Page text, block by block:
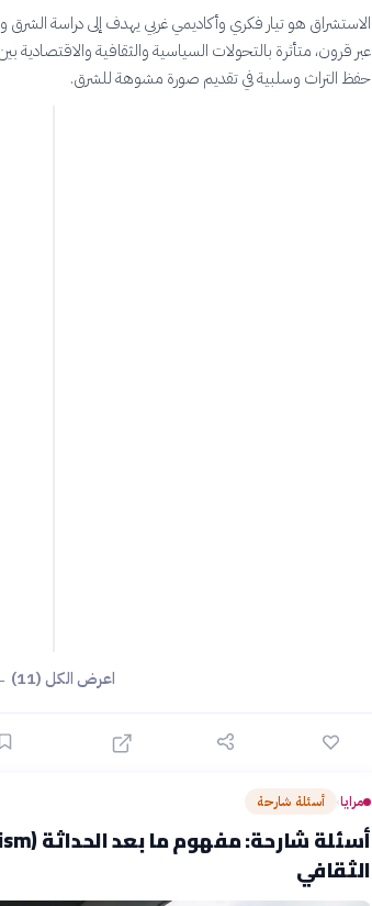
الاستشراق هو تيار فكري وأكاديمي غربي يهدف إلى دراسة الشرق
عبر قرون، متأثرة بالتحولات السياسية والثقافية
حفظ التراث وسلبية في تقديم صورة مشوهة للشرق.
اعرض الكل (11) ←
مرايا› أسئلة شارحة
الثقافي